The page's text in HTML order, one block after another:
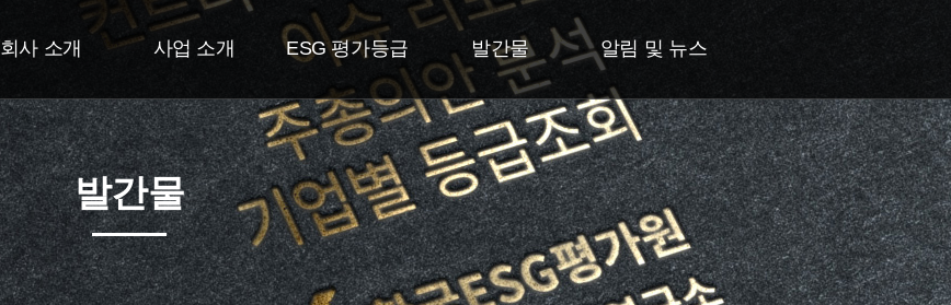
회사 소개 사업 소개 ESG 평가등급 발간물 알림 및 뉴스
발간물